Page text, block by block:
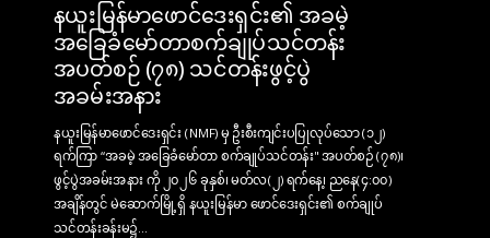
နယူးမြန်မာဖောင်ဒေးရှင်း၏ အခမဲ့
အခြေခံမော်တာစက်ချုပ်သင်တန်း
အပတ်စဉ် (၇၈) သင်တန်းဖွင့်ပွဲ
အခမ်းအနား
နယူးမြန်မာဖောင်ဒေးရှင်း (NMF) မှ ဦးစီးကျင်းပပြုလုပ်သော (၁၂)
ရက်ကြာ “အခမဲ့ အခြေခံမော်တာ စက်ချုပ်သင်တန်း" အပတ်စဉ် (၇၈)၊
ဖွင့်ပွဲအခမ်းအနား ကို ၂၀၂၆ ခုနှစ်၊ မတ်လ(၂) ရက်နေ့၊ ညနေ(၄:၀၀)
အချိန်တွင် မဲဆောက်မြို့ရှိ နယူးမြန်မာ ဖောင်ဒေးရှင်း၏ စက်ချုပ်
သင်တန်းခန်းမ၌...